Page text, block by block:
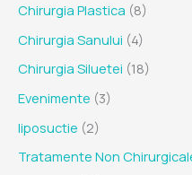
Chirurgia Plastica (8)
Chirurgia Sanului (4)
Chirurgia Siluetei (18)
Evenimente (3)
liposuctie (2)
Tratamente Non